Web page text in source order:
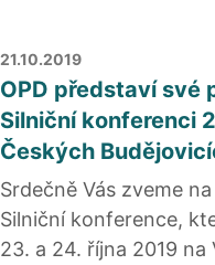
21.10.2019
OPD představí své
Silniční konferenci
Českých
Srdečně Vás zveme
Silniční konference,
23. a 24. října 2019 na